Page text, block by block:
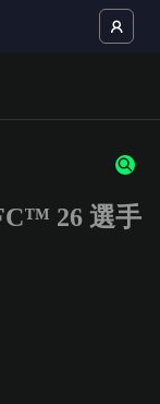
てください。
26 選手